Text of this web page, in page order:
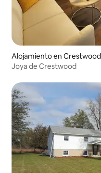
Alojamiento en Crestwood
Joya de Crestwood